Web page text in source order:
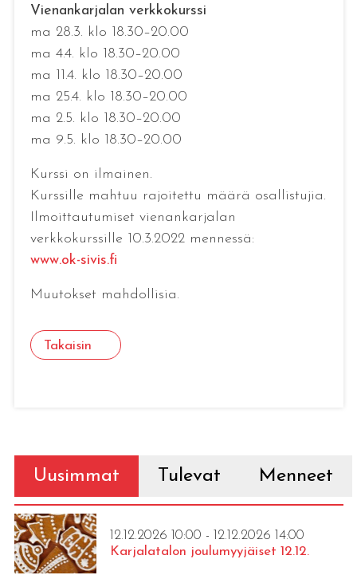
Vienankarjalan verkkokurssi
ma 28.3. klo 18.30–20.00
ma 4.4. klo 18.30–20.00
ma 11.4. klo 18.30–20.00
ma 25.4. klo 18.30–20.00
ma 2.5. klo 18.30–20.00
ma 9.5. klo 18.30–20.00
Kurssi on ilmainen.
Kurssille mahtuu rajoitettu määrä osallistujia.
Ilmoittautumiset vienankarjalan
verkkokurssille 10.3.2022 mennessä:
www.ok-sivis.fi
Muutokset mahdollisia.
Takaisin
Uusimmat Tulevat Menneet
12.12.2026 10:00 - 12.12.2026 14:00
Karjalatalon joulumyyjäiset 12.12.